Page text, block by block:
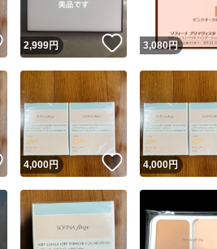
他フリマ実績◯+ このユーザーは
スピード&安心発送
※このバッジは実績に基づく表示であり、発送
スピード＆安心発送
このユーザーは
ます
スピード発送 このユーザーは
出
いいね！
2,999円 いいね！
3,080円
いいね！
4,000円 いいね！
4,000円